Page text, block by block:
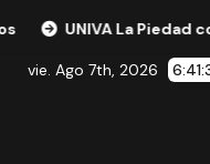
La Piedad conecta a
vie. Ago 7th, 2026